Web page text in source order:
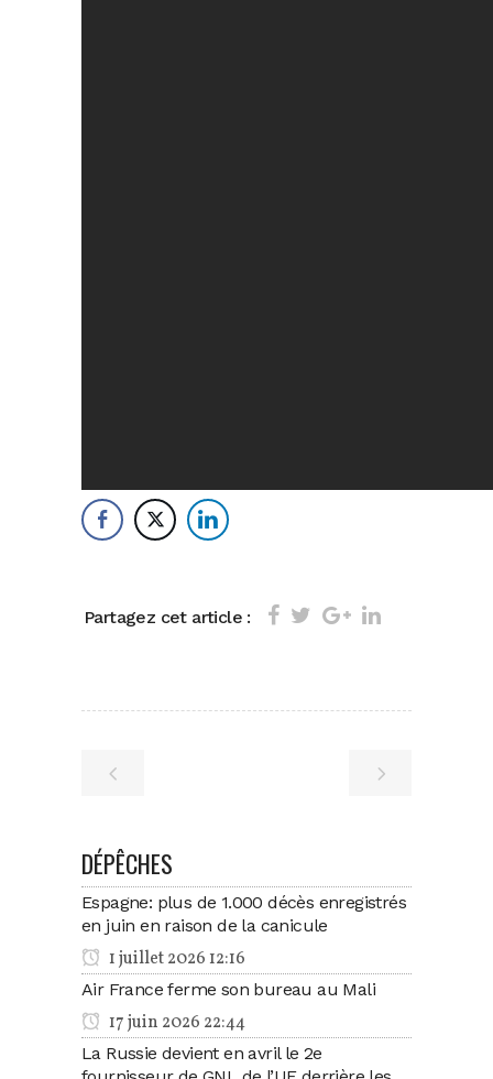
Partagez cet article :
DÉPÊCHES
Espagne: plus de 1.000 décès enregistrés
en juin en raison de la canicule
1 juillet 2026 12:16
Air France ferme son bureau au Mali
17 juin 2026 22:44
La Russie devient en avril le 2e